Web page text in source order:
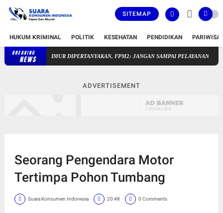
SITEMAP
HUKUM KRIMINAL POLITIK KESEHATAN PENDIDIKAN
BREAKING
NEWS
SAKRA TIMUR DIPERTANYAKAN, FPM2: JANGAN SAMPAI PELAYANAN PUBLIK
ADVERTISEMENT
Seorang Pengendara Motor
Tertimpa Pohon Tumbang
Suara Konsumen Indonesia 20:48 0 Comments